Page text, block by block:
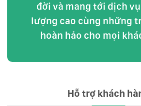
đời và mang tới dịch
lượng cao cùng những
hoàn hảo cho mọi
Hỗ trợ khách